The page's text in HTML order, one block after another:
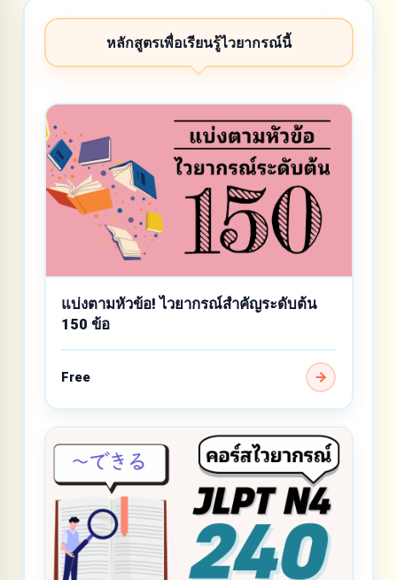
หลักสูตรเพื่อเรียนรู้ไวยากรณ์นี้
แบ่งตามหัวข้อ! ไวยากรณ์สำคัญระดับต้น
150 ข้อ
Free